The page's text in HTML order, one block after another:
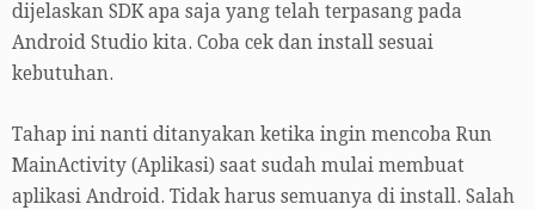
dijelaskan SDK apa saja yang telah terpasang pada
Android Studio kita. Coba cek dan install sesuai
kebutuhan.
Tahap ini nanti ditanyakan ketika ingin mencoba Run
MainActivity (Aplikasi) saat sudah mulai membuat
aplikasi Android. Tidak harus semuanya di install. Salah